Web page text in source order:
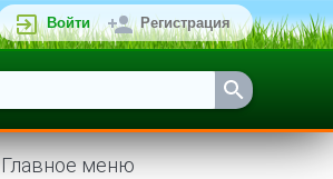
Войти Регистрация
Главное меню